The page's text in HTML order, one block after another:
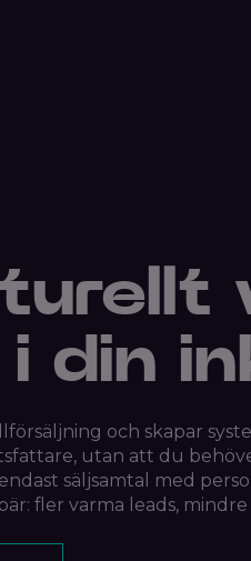
i din
och skapar
utan att du
säljsamtal med
fler varma leads,